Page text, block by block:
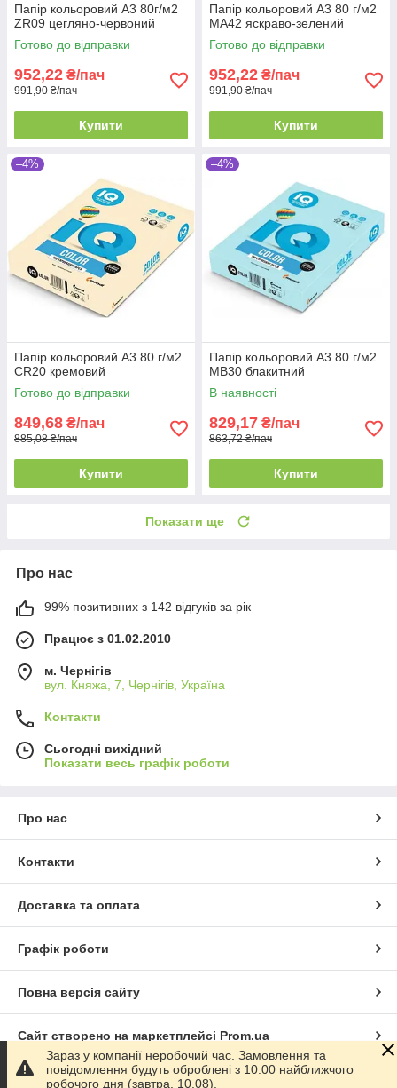
Папір кольоровий А3 80г/м2
ZR09 цегляно-червоний
Готово до відправки
952,22 ₴/пач
991,90 ₴/пач
Купити
Папір кольоровий А3 80 г/м2
MA42 яскраво-зелений
Готово до відправки
952,22 ₴/пач
991,90 ₴/пач
Купити
–4%
Папір кольоровий А3 80 г/м2
CR20 кремовий
Готово до відправки
849,68 ₴/пач
885,08 ₴/пач
Купити
–4%
Папір кольоровий А3 80 г/м2
MB30 блакитний
В наявності
829,17 ₴/пач
863,72 ₴/пач
Купити
Показати ще
Про нас
99% позитивних з 142 відгуків за рік
Працює з 01.02.2010
м. Чернігів
вул. Княжа, 7, Чернігів, Україна
Контакти
Сьогодні вихідний
Показати весь графік роботи
Про нас
Контакти
Доставка та оплата
Графік роботи
Повна версія сайту
Сайт створено на маркетплейсі Prom.ua
Політика конфіденційності
Зараз у компанії неробочий час. Замовлення та
повідомлення будуть оброблені з 10:00 найближчого
робочого дня (завтра, 10.08).